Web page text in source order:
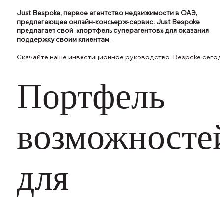
Портфель
для
Just Bespoke, первое агентство недвижимости в ОАЭ,
предлагающее онлайн-консьерж-сервис. Just Bespoke
предлагает свой «портфель суперагентов» для оказания
поддержку своим клиентам.
Скачайте наше инвестиционное руководство Bespoke